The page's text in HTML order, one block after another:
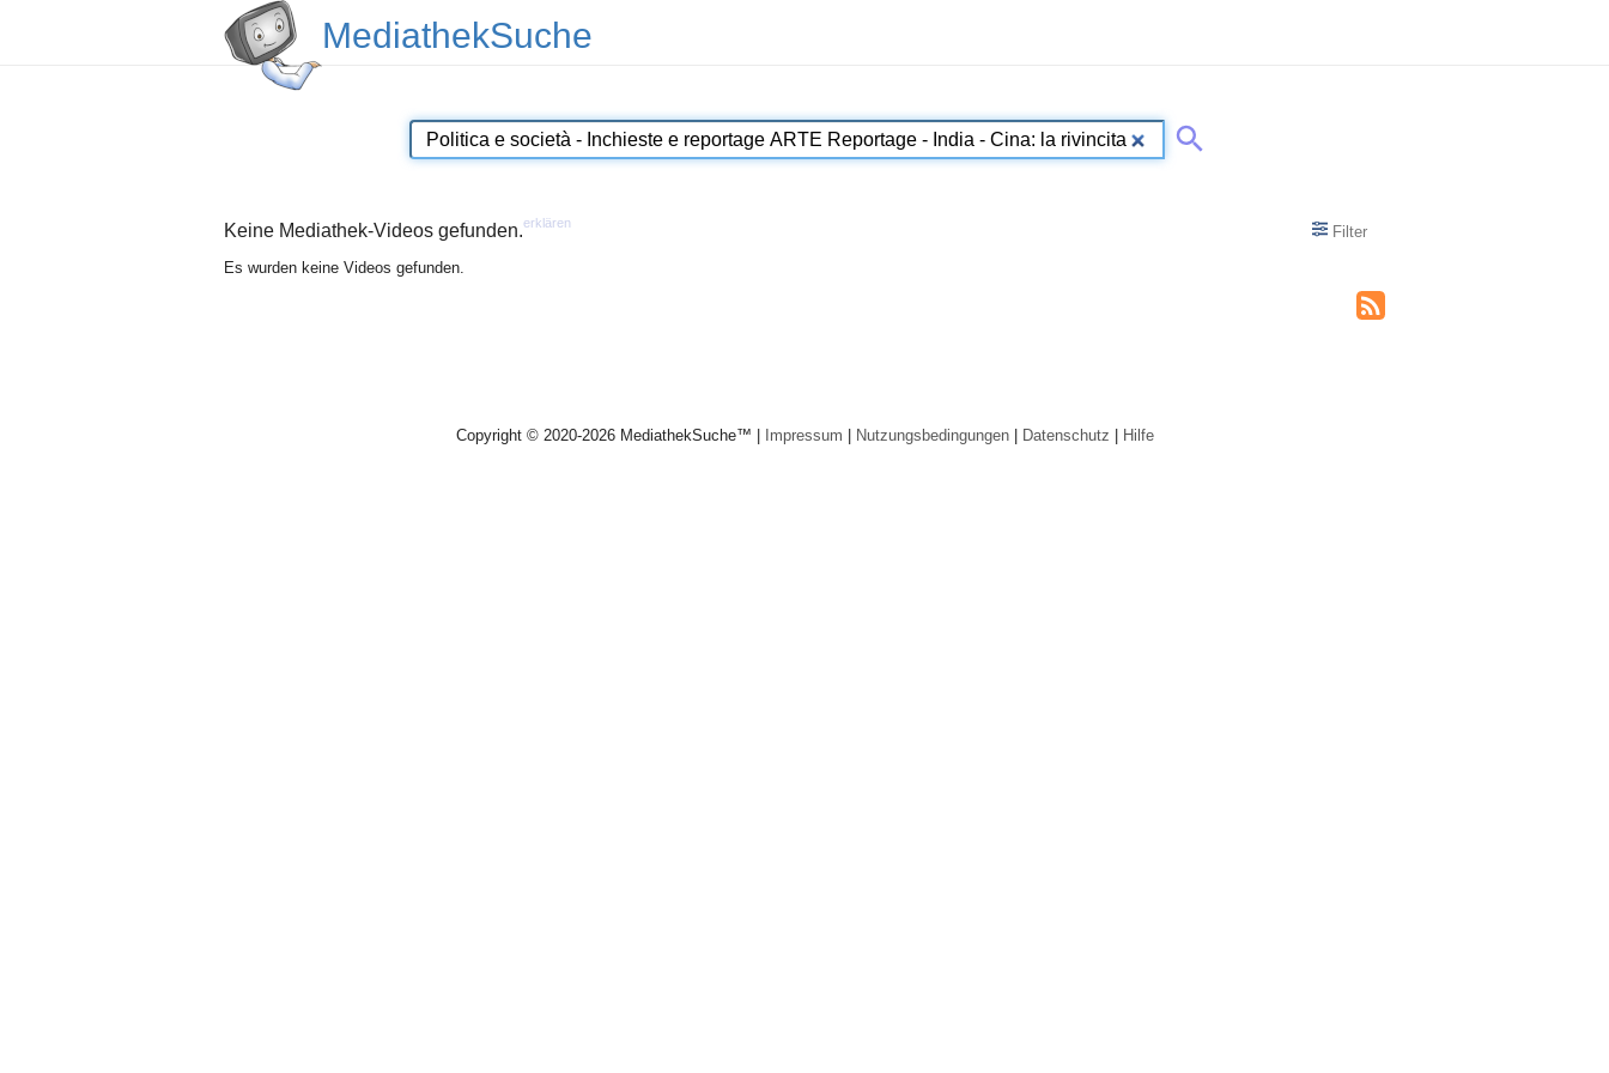
MediathekSuche
Keine Mediathek-Videos gefunden.erklären
Filter
Es wurden keine Videos gefunden.
Copyright © 2020-2026 MediathekSuche™ | Impressum | Nutzungsbedingungen| Datenschutz | Hilfe